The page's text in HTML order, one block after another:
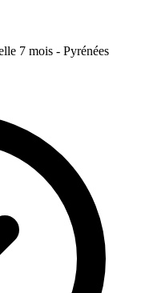
7 mois - Pyrénées